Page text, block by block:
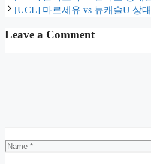
[UCL] 마르세유 vs 뉴캐슬U 상
Leave a Comment
Name